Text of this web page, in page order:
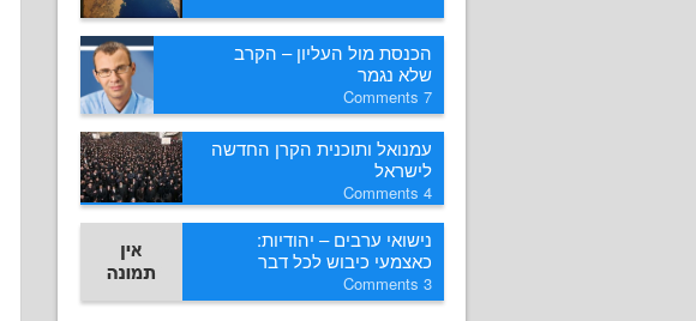
הכנסת מול העליון – הקרב
שלא נגמר
7
עמנואל ותוכנית הקרן החדשה
לישראל
4
נישואי ערבים – יהודיות:
כאצמעי כיבוש לכל דבר
3